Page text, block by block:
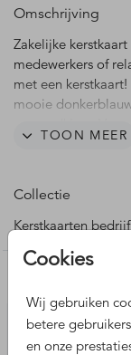
Cookies
Wij gebruiken
betere
en onze
Omschrijving
Zakelijke
medewerkers of
met een
mooie
persoonlijke
TOON MEER
Collectie
Kerstkaarten bedrijf